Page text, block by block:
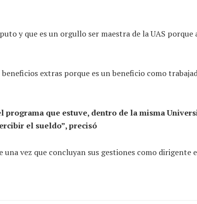
y que es un orgullo ser maestra de la UAS
extras porque es un beneficio como
programa que estuve, dentro de la misma
el sueldo”, precisó
vez que concluyan sus gestiones como